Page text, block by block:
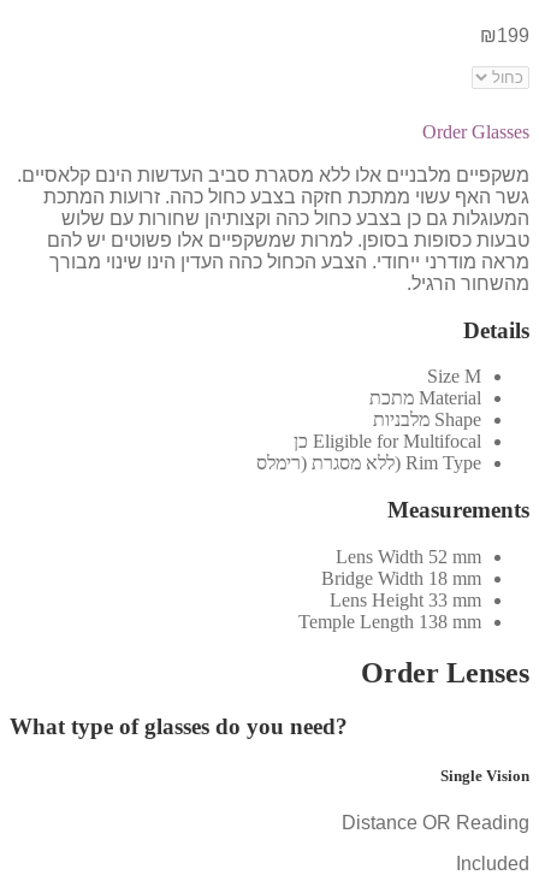
₪199
Order Glasses
משקפיים מלבניים אלו ללא מסגרת סביב העדשות הינם קלאסיים.
גשר האף עשוי ממתכת חזקה בצבע כחול כהה. זרועות המתכת
המעוגלות גם כן בצבע כחול כהה וקצותיהן שחורות עם שלוש
טבעות כסופות בסופן. למרות שמשקפיים אלו פשוטים יש להם
מראה מודרני ייחודי. הצבע הכחול כהה העדין הינו שינוי מבורך
מהשחור הרגיל.
Details
Size M
Material מתכת
Shape מלבניות
Eligible for Multifocal כן
Rim Type (ללא מסגרת (רימלס
Measurements
Lens Width 52 mm
Bridge Width 18 mm
Lens Height 33 mm
Temple Length 138 mm
Order Lenses
What type of glasses do you need?
Single Vision
Distance OR Reading
Included